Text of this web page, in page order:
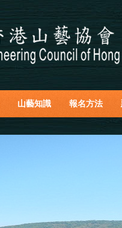
山藝知識 報名方法